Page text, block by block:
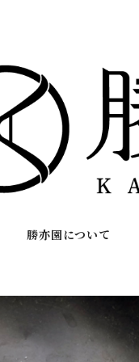
勝亦園について